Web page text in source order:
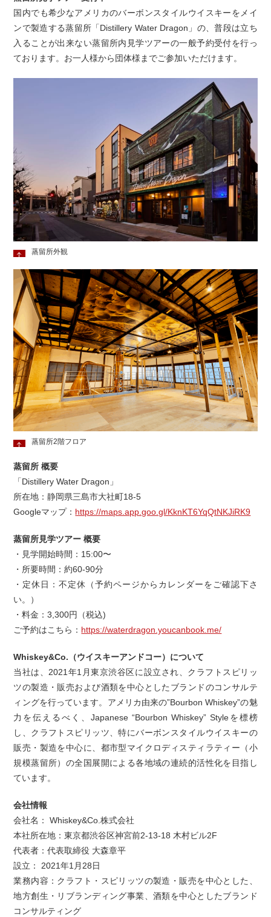
国内でも希少なアメリカのバーボンスタイルウイスキーをメイ
ンで製造する蒸留所「Distillery Water Dragon」の、普段は立ち
入ることが出来ない蒸留所内見学ツアーの一般予約受付を行っ
ております。お一人様から団体様までご参加いただけます。
蒸留所外観
蒸留所2階フロア
蒸留所 概要
「Distillery Water Dragon」
所在地：静岡県三島市大社町18-5
Googleマップ： https://maps.app.goo.gl/KknKT6YqQtNKJiRK9
蒸留所見学ツアー 概要
・見学開始時間：15:00〜
・所要時間：約60-90分
・定休日：不定休（予約ページからカレンダーをご確認下さ
い。）
・料金：3,300円（税込)
ご予約はこちら： https://waterdragon.youcanbook.me/
Whiskey&Co.（ウイスキーアンドコー）について
当社は、2021年1月東京渋谷区に設立され、クラフトスピリッ
ツの製造・販売および酒類を中心としたブランドのコンサルテ
ィングを行っています。アメリカ由来の”Bourbon Whiskey”の魅
力を伝えるべく、Japanese “Bourbon Whiskey” Styleを標榜
し、クラフトスピリッツ、特にバーボンスタイルウイスキーの
販売・製造を中心に、都市型マイクロディスティラティー（小
規模蒸留所）の全国展開による各地域の連続的活性化を目指し
ています。
会社情報
会社名： Whiskey&Co.株式会社
本社所在地：東京都渋谷区神宮前2-13-18 木村ビル2F
代表者：代表取締役 大森章平
設立： 2021年1月28日
業務内容：クラフト・スピリッツの製造・販売を中心とした、
地方創生・リブランディング事業、酒類を中心としたブランド
コンサルティング